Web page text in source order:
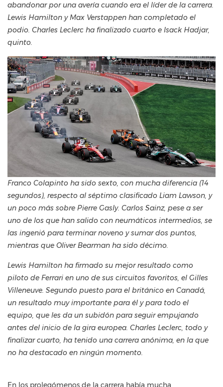
abandonar por una avería cuando era el líder de la carrera.
Lewis Hamilton y Max Verstappen han completado el
podio. Charles Leclerc ha finalizado cuarto e Isack Hadjar,
quinto.
Franco Colapinto ha sido sexto, con mucha diferencia (14
segundos), respecto al séptimo clasificado Liam Lawson, y
un poco más sobre Pierre Gasly. Carlos Sainz, pese a ser
uno de los que han salido con neumáticos intermedios, se
las ingenió para terminar noveno y sumar dos puntos,
mientras que Oliver Bearman ha sido décimo.
Lewis Hamilton ha firmado su mejor resultado como
piloto de Ferrari en uno de sus circuitos favoritos, el Gilles
Villeneuve. Segundo puesto para el británico en Canadá,
un resultado muy importante para él y para todo el
equipo, que les da un subidón para seguir empujando
antes del inicio de la gira europea. Charles Leclerc, todo y
finalizar cuarto, ha tenido una carrera anónima, en la que
no ha destacado en ningún momento.
En los prolegómenos de la carrera había mucha